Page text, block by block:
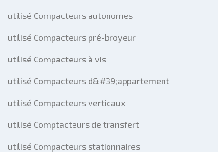
utilisé Compacteurs autonomes
utilisé Compacteurs pré-broyeur
utilisé Compacteurs à vis
utilisé Compacteurs d&#39;appartement
utilisé Compacteurs verticaux
utilisé Comptacteurs de transfert
utilisé Compacteurs stationnaires